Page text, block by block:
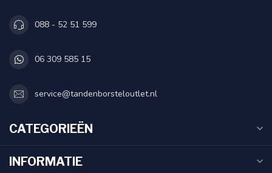
088 - 52 51 599
06 309 585 15
service@tandenborsteloutlet.nl
CATEGORIEËN
INFORMATIE